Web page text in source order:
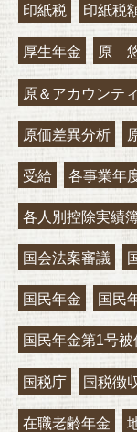
印紙税 印紙税
厚生年金 原
原＆アカウンテ
原価差異分析
受給 各事業年
各人別控除実績
国会法案審議
国民年金 国民
国民年金第1号
国税庁 国税徴
在職老齢年金